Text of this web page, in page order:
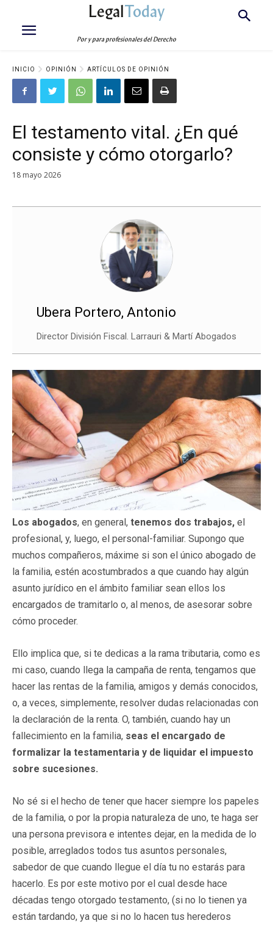
LegalToday
Por y para profesionales del Derecho
INICIO OPINIÓN ARTÍCULOS DE OPINIÓN
El testamento vital. ¿En qué
consiste y cómo otorgarlo?
18 mayo 2026
Ubera Portero, Antonio
Director División Fiscal. Larrauri & Martí Abogados
Los abogados, en general, tenemos dos trabajos, el
profesional, y, luego, el personal-familiar. Supongo que
muchos compañeros, máxime si son el único abogado de
la familia, estén acostumbrados a que cuando hay algún
asunto jurídico en el ámbito familiar sean ellos los
encargados de tramitarlo o, al menos, de asesorar sobre
cómo proceder.
Ello implica que, si te dedicas a la rama tributaria, como es
mi caso, cuando llega la campaña de renta, tengamos que
hacer las rentas de la familia, amigos y demás conocidos,
o, a veces, simplemente, resolver dudas relacionadas con
la declaración de la renta. O, también, cuando hay un
fallecimiento en la familia, seas el encargado de
formalizar la testamentaria y de liquidar el impuesto
sobre sucesiones.
No sé si el hecho de tener que hacer siempre los papeles
de la familia, o por la propia naturaleza de uno, te haga ser
una persona previsora e intentes dejar, en la medida de lo
posible, arreglados todos tus asuntos personales,
sabedor de que cuando llegue el día tu no estarás para
hacerlo. Es por este motivo por el cual desde hace
décadas tengo otorgado testamento, (si no lo tienen ya
están tardando, ya que si no lo hacen tus herederos